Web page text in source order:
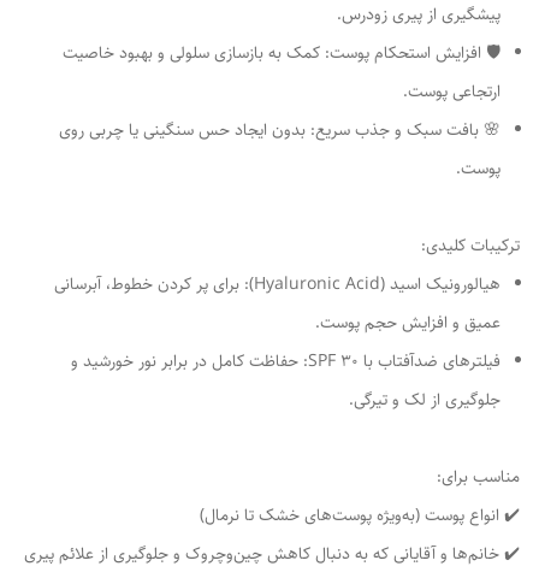
پیشگیری از پیری زودرس.
🛡 افزایش استحکام پوست: کمک به بازسازی سلولی و بهبود خاصیت
ارتجاعی پوست.
🌸 بافت سبک و جذب سریع: بدون ایجاد حس سنگینی یا چربی روی
پوست.
ترکیبات کلیدی:
هیالورونیک اسید (Hyaluronic Acid): برای پر کردن خطوط، آبرسانی
عمیق و افزایش حجم پوست.
فیلترهای ضدآفتاب با SPF 30: حفاظت کامل در برابر نور خورشید و
جلوگیری از لک و تیرگی.
مناسب برای:
✔️ انواع پوست (به‌ویژه پوست‌های خشک تا نرمال)
✔️ خانم‌ها و آقایانی که به دنبال کاهش چین‌وچروک و جلوگیری از علائم پیری